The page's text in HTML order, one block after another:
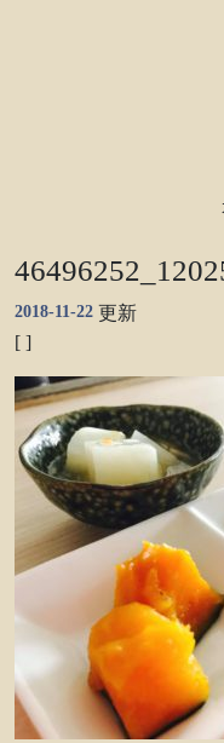
2018-11-22 更新
[ ]